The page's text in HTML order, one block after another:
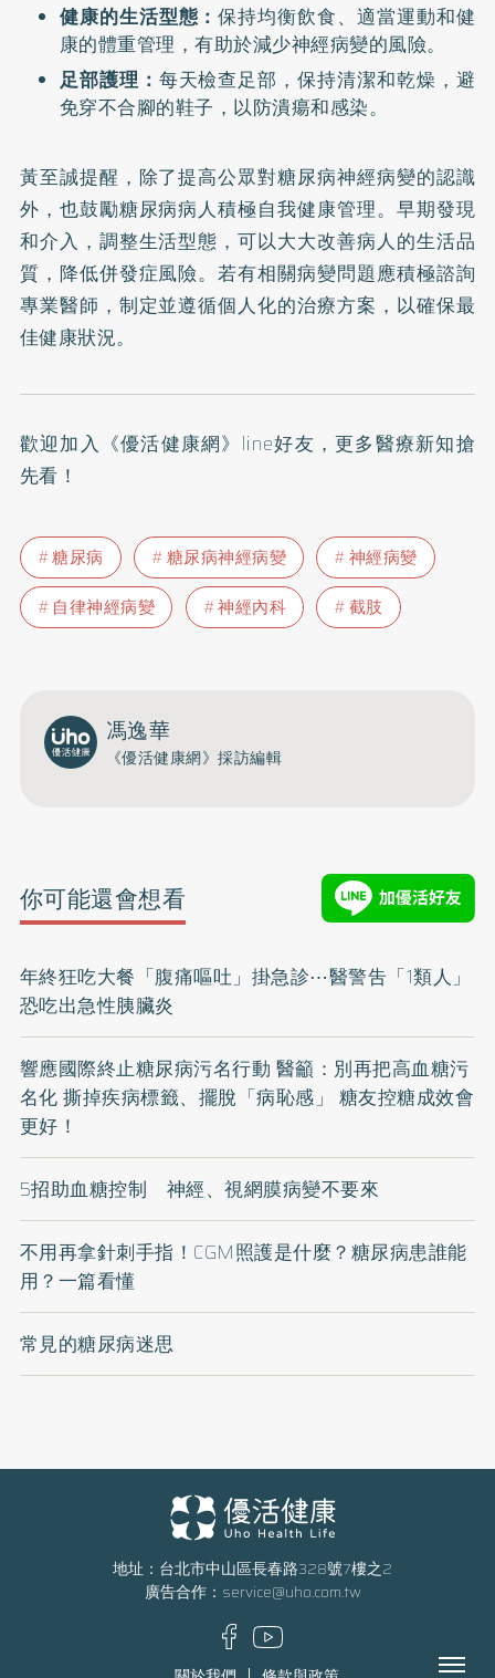
健康的生活型態：保持均衡飲食、適當運動和健
康的體重管理，有助於減少神經病變的風險。
足部護理： 每天檢查足部，保持清潔和乾燥，避
免穿不合腳的鞋子，以防潰瘍和感染。
黃至誠提醒，除了提高公眾對糖尿病神經病變的認識
外，也鼓勵糖尿病病人積極自我健康管理。早期發現
和介入，調整生活型態，可以大大改善病人的生活品
質，降低併發症風險。若有相關病變問題應積極諮詢
專業醫師，制定並遵循個人化的治療方案，以確保最
佳健康狀況。
歡迎加入 《優活健康網》line好友 ，更多醫療新知搶
先看！
糖尿病 糖尿病神經病變
神經病變
自律神經病變
神經內科 截肢
馮逸華
《優活健康網》採訪編輯
你可能還會想看
年終狂吃大餐「腹痛嘔吐」掛急診⋯醫警吿「1類人」
恐吃出急性胰臟炎
響應國際終止糖尿病污名行動 醫籲：別再把高血糖污
名化 撕掉疾病標籤、擺脫「病恥感」 糖友控糖成效會
更好！
5招助血糖控制 神經、視網膜病變不要來
不用再拿針刺手指！CGM照護是什麼？糖尿病患誰能
用？一篇看懂
常見的糖尿病迷思
地址：台北市中山區長春路328號7樓之2
廣告合作： service@uho.com.tw
Menu